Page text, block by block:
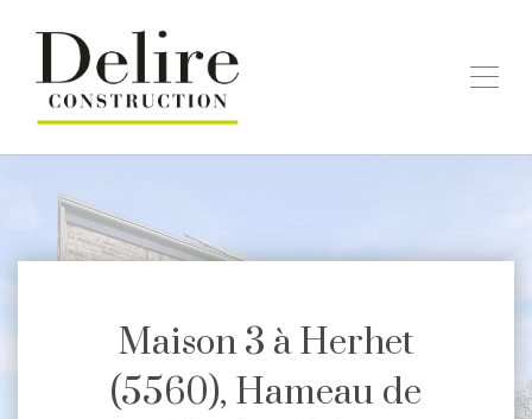
Maison 3 à Herhet
(5560), Hameau de